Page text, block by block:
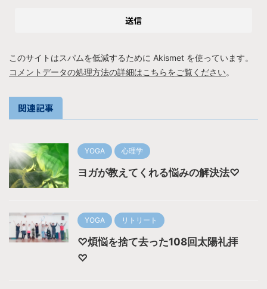
このサイトはスパムを低減するために Akismet を使っています。
コメントデータの処理方法の詳細はこちらをご覧ください。
関連記事
YOGA 心理学
ヨガが教えてくれる悩みの解決法♡
YOGA リトリート
♡煩悩を捨て去った108回太陽礼拝
♡